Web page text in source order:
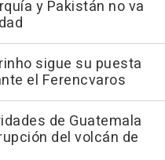
y Pakistán no va
sigue su puesta
el Ferencvaros
de Guatemala
del volcán de